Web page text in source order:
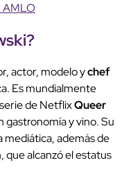
AMLO
?
actor, modelo ychef
Es mundialmente
de NetflixQueer
y vino. Su
mediática, además de
que alcanzó el estatus